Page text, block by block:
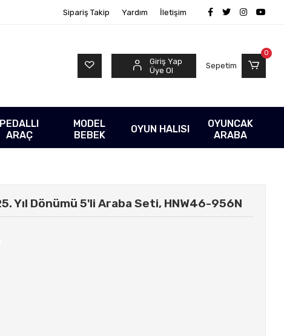
Sipariş Takip Yardım İletişim
Giriş Yap
Üye Ol
Sepetim
0
PEDALLI
ARAÇ
MODEL
BEBEK
OYUN HALISI
OYUNCAK
ARABA
Yıl Dönümü 5'li Araba Seti, HNW46-956N